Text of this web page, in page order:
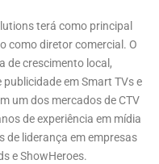
terá como principal
como diretor comercial. O
de crescimento local,
em Smart TVs e
um dos mercados de CTV
de experiência em mídia
de liderança em empresas
e ShowHeroes.